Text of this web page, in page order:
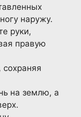
наружу.
руки,
правую
сохраняя
на землю, а